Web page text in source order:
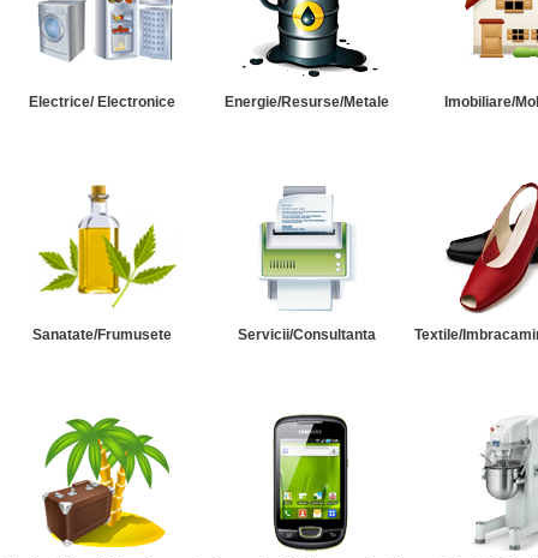
Electrice/ Electronice Energie/Resurse/Metale Imobiliare/
Sanatate/Frumusete Servicii/Consultanta Textile/